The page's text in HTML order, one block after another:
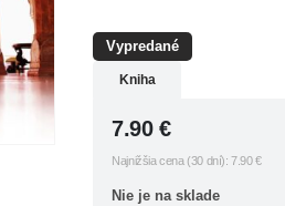
Vypredané
Kniha
7.90€
Najnižšia cena (30 dní):7.90 €
Nie je na sklade